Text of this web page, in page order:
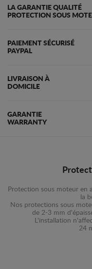
LA GARANTIE QUALITÉ
PROTECTION SOUS
PAIEMENT SÉCURISÉ
PAYPAL
LIVRAISON À
DOMICILE
GARANTIE
WARRANTY
Protection sous moteur en
la
Nos protections sous
de 2-3 mm
L'installation
24